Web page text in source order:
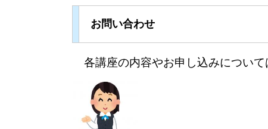
お問い合わせ
各講座の内容やお申し込みについて